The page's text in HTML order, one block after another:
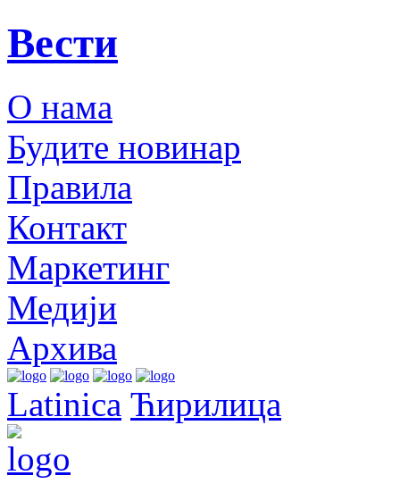
Вести
О нама
Будите новинар
Правила
Контакт
Маркетинг
Медији
Архива
Latinica Ћирилица